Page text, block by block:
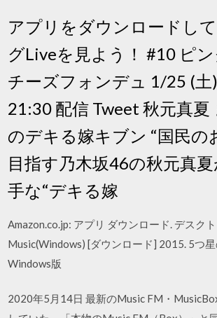
アプリをダウンロードし
グLiveを見よう！ #10 ピ
チーズフォンデュ 1/25 (土
21:30 配信 Tweet 秋元真夏
のデキる嫁キブン “国民の
目指す乃木坂46の秋元真
手な“デキる嫁
Amazon.co.jp: アプリ ダウンロード. デスク
Music(Windows) [ダウンロード] 2015. 5つ
Windows版
2020年5月14日 最新のMusic FM・